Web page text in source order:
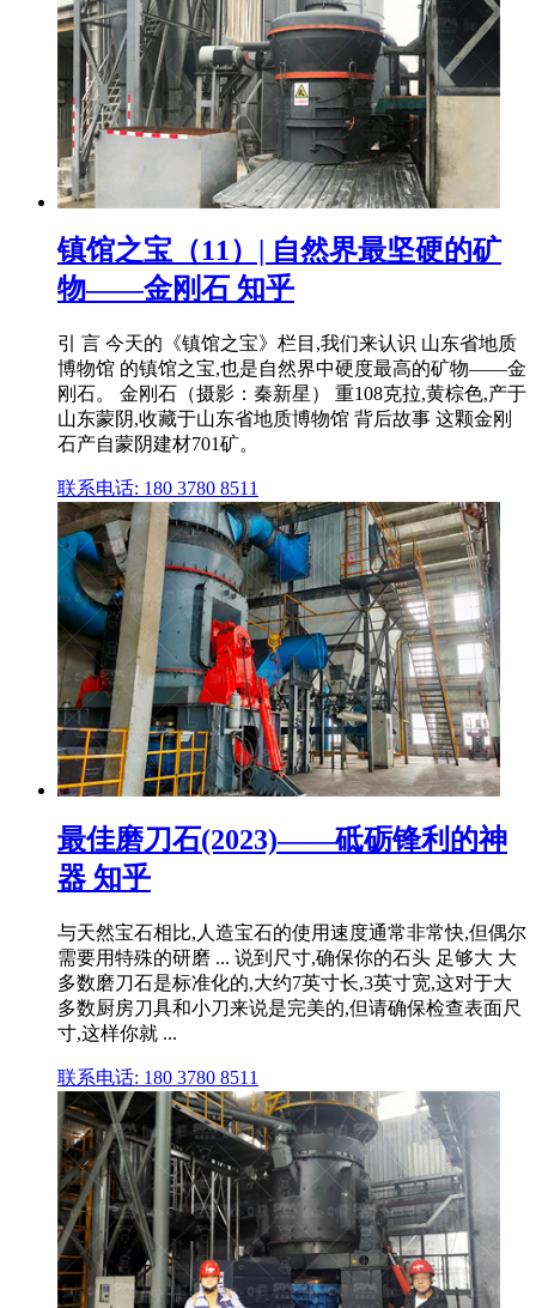
镇馆之宝（11）| 自然界最坚硬的矿
物——金刚石 知乎
引 言 今天的《镇馆之宝》栏目,我们来认识 山东省地质
博物馆 的镇馆之宝,也是自然界中硬度最高的矿物——金
刚石。 金刚石（摄影：秦新星） 重108克拉,黄棕色,产于
山东蒙阴,收藏于山东省地质博物馆 背后故事 这颗金刚
石产自蒙阴建材701矿。
联系电话: 180 3780 8511
最佳磨刀石(2023)——砥砺锋利的神
器 知乎
与天然宝石相比,人造宝石的使用速度通常非常快,但偶尔
需要用特殊的研磨 ... 说到尺寸,确保你的石头 足够大 大
多数磨刀石是标准化的,大约7英寸长,3英寸宽,这对于大
多数厨房刀具和小刀来说是完美的,但请确保检查表面尺
寸,这样你就 ...
联系电话: 180 3780 8511